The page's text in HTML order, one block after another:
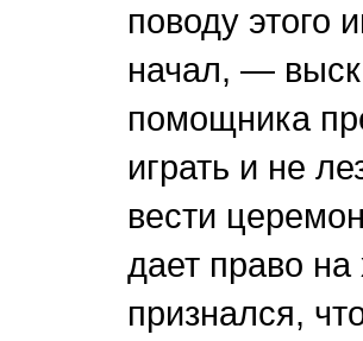
поводу этого
начал, —
помощника
играть и не
вести
дает право
признался,